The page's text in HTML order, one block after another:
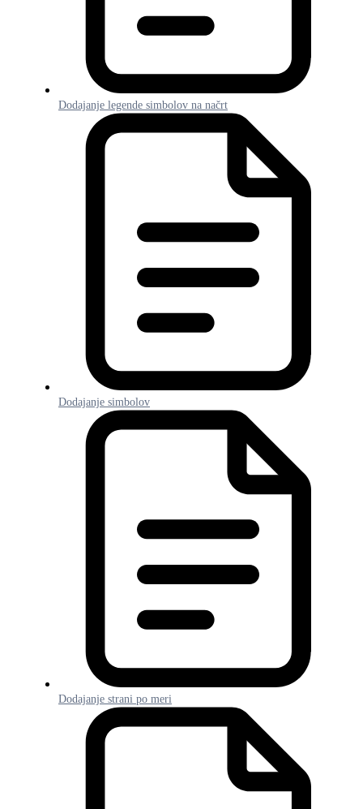
Dodajanje legende simbolov na načrt
Dodajanje simbolov
Dodajanje strani po meri